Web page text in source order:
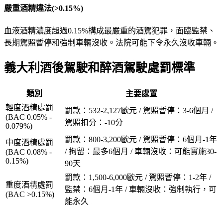
嚴重酒精違法(>0.15%)
血液酒精濃度超過0.15%構成最嚴重的酒駕犯罪，面臨監禁、
長期駕照暫停和強制車輛沒收。法院可能下令永久沒收車輛。
義大利酒後駕駛和醉酒駕駛處罰標準
類別
主要處置
輕度酒精處罰
(BAC 0.05% -
0.079%)
罰款：532-2,127歐元 / 駕照暫停：3-6個月 /
駕照扣分：-10分
中度酒精處罰
(BAC 0.08% -
0.15%)
罰款：800-3,200歐元 / 駕照暫停：6個月-1年
/ 拘留：最多6個月 / 車輛沒收：可能實施30-
90天
重度酒精處罰
(BAC >0.15%)
罰款：1,500-6,000歐元 / 駕照暫停：1-2年 /
監禁：6個月-1年 / 車輛沒收：強制執行，可
能永久